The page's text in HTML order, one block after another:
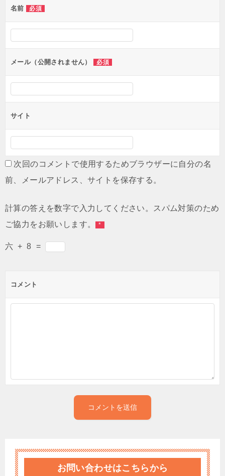
ー
シ
ン
名前 必須
メール（公開されません） 必須
サイト
次回のコメントで使用するためブラウザーに自分の名
前、メールアドレス、サイトを保存する。
計算の答えを数字で入力してください。スパム対策のため
ご協力をお願いします。 *
六 + 8 =
コメント
お問い合わせはこちらから